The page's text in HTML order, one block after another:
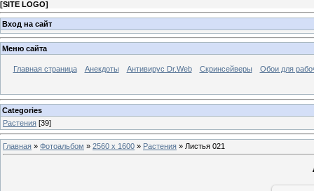
[SITE LOGO]
Вход на сайт
Меню сайта
Главная страница Анекдоты Антивирус Dr.Web Скринсейверы Обои для
Categories
Растения [39]
Главная » Фотоальбом » 2560 x 1600 » Растения » Листья 021